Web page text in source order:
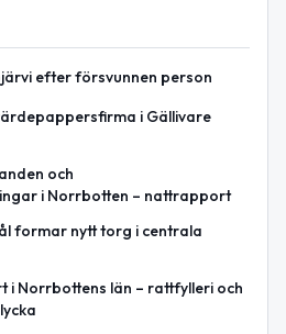
efter försvunnen person
i Gällivare
och
i Norrbotten – nattrapport
formar nytt torg i centrala
i Norrbottens län – rattfylleri och